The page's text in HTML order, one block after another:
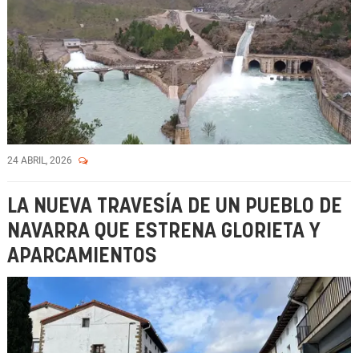
24 ABRIL, 2026
LA NUEVA TRAVESÍA DE UN PUEBLO DE
NAVARRA QUE ESTRENA GLORIETA Y
APARCAMIENTOS